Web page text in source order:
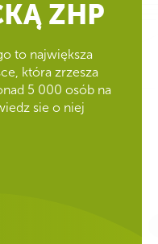
ZHP
to największa
która zrzesza
5 000 osób na
sie o niej